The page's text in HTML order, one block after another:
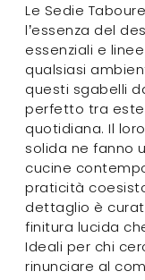
Le Sedie
l’essenza del
essenziali e
qualsiasi
questi sgabelli
perfetto tra
quotidiana. Il
solida ne fanno
cucine
praticità
dettaglio è
finitura lucida
Ideali per chi
rinunciare al